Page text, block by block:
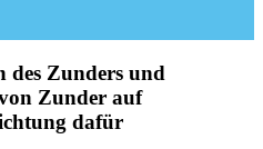
des Zunders und
Zunder auf
dafür